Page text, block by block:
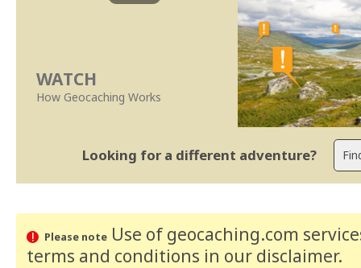
WATCH
How Geocaching Works
Looking for a different adventure?
Please noteUse of geocaching.com
terms and conditions in our disclaimer.